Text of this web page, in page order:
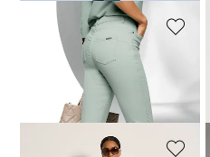
MADELEINE
Jeans mit feinem Fransensaum
109,95 €
+20 Farben